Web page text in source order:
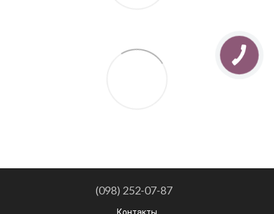
(098) 252-07-87
Контакты